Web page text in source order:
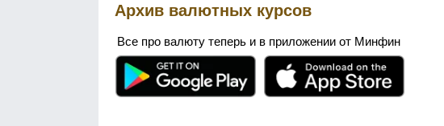
Архив валютных курсов
Все про валюту теперь и в приложении от Минфин